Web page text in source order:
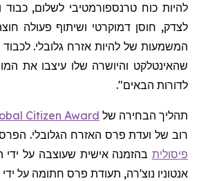
להיות כוח טרנספורמטיבי לשלום, כבוד
לצדק, חוסן דמוקרטי ושיתוף פעולה
המשמעות של להיות אזרח גלובלי. לכבוד
שהאינטלקט והיושרה שלו עיצבו את
לדורות הבאים".
תהליך הבחירה של Citizen Award
רוב של ועדת פרס האזרח הגלובלי.
פיסולית בהזמנה אישית שעוצבה על ידי
אנטוניו נוצ'רה, תעודת פרס חתומה על